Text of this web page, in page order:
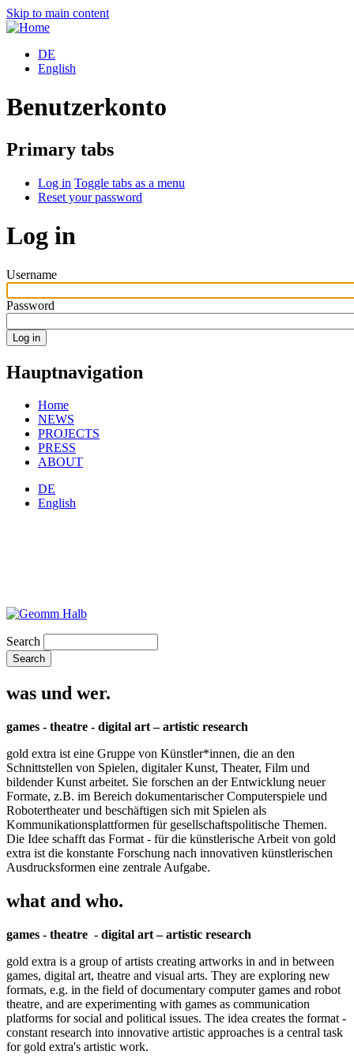
Skip to main content
DE
English
Benutzerkonto
Primary tabs
Log in Toggle tabs as a menu
Reset your password
Log in
Username
Password
Hauptnavigation
Home
NEWS
PROJECTS
PRESS
ABOUT
DE
English
Search
was und wer.
games - theatre - digital art – artistic research
gold extra ist eine Gruppe von Künstler*innen, die an den
Schnittstellen von Spielen, digitaler Kunst, Theater, Film und
bildender Kunst arbeitet. Sie forschen an der Entwicklung neuer
Formate, z.B. im Bereich dokumentarischer Computerspiele und
Robotertheater und beschäftigen sich mit Spielen als
Kommunikationsplattformen für gesellschaftspolitische Themen.
Die Idee schafft das Format - für die künstlerische Arbeit von gold
extra ist die konstante Forschung nach innovativen künstlerischen
Ausdrucksformen eine zentrale Aufgabe.
what and who.
games - theatre - digital art – artistic research
gold extra is a group of artists creating artworks in and in between
games, digital art, theatre and visual arts. They are exploring new
formats, e.g. in the field of documentary computer games and robot
theatre, and are experimenting with games as communication
platforms for social and political issues. The idea creates the format -
constant research into innovative artistic approaches is a central task
for gold extra's artistic work.